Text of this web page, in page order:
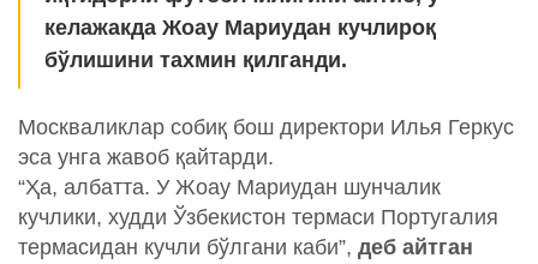
келажакда Жоау Мариудан кучлироқ
бўлишини тахмин қилганди.
Москваликлар собиқ бош директори Илья Геркус
эса унга жавоб қайтарди.
“Ҳа, албатта. У Жоау Мариудан шунчалик
кучлики, худди Ўзбекистон термаси Португалия
термасидан кучли бўлгани каби”, деб айтган